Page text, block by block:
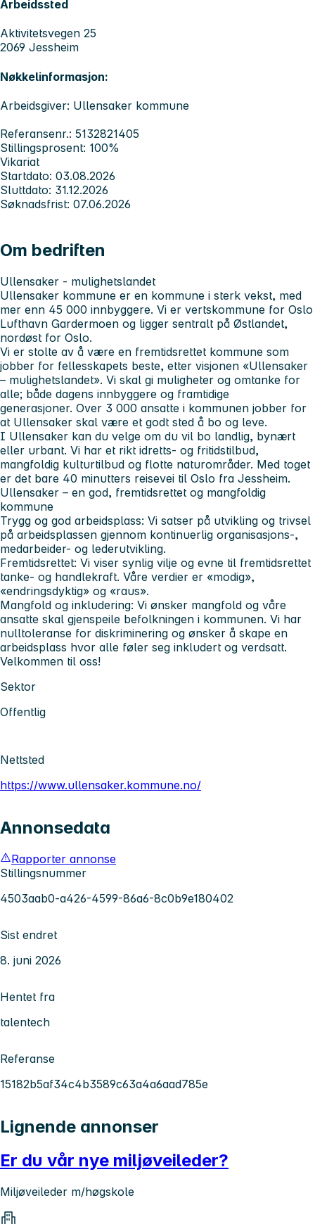
Arbeidssted
Aktivitetsvegen 25
2069 Jessheim
Nøkkelinformasjon:
Arbeidsgiver: Ullensaker kommune
Referansenr.: 5132821405
Stillingsprosent: 100%
Vikariat
Startdato: 03.08.2026
Sluttdato: 31.12.2026
Søknadsfrist: 07.06.2026
Om bedriften
Ullensaker - mulighetslandet
Ullensaker kommune er en kommune i sterk vekst, med
mer enn 45 000 innbyggere. Vi er vertskommune for Oslo
Lufthavn Gardermoen og ligger sentralt på Østlandet,
nordøst for Oslo.
Vi er stolte av å være en fremtidsrettet kommune som
jobber for fellesskapets beste, etter visjonen «Ullensaker
– mulighetslandet». Vi skal gi muligheter og omtanke for
alle; både dagens innbyggere og framtidige
generasjoner. Over 3 000 ansatte i kommunen jobber for
at Ullensaker skal være et godt sted å bo og leve.
I Ullensaker kan du velge om du vil bo landlig, bynært
eller urbant. Vi har et rikt idretts- og fritidstilbud,
mangfoldig kulturtilbud og flotte naturområder. Med toget
er det bare 40 minutters reisevei til Oslo fra Jessheim.
Ullensaker – en god, fremtidsrettet og mangfoldig
kommune
Trygg og god arbeidsplass: Vi satser på utvikling og trivsel
på arbeidsplassen gjennom kontinuerlig organisasjons-,
medarbeider- og lederutvikling.
Fremtidsrettet: Vi viser synlig vilje og evne til fremtidsrettet
tanke- og handlekraft. Våre verdier er «modig»,
«endringsdyktig» og «raus».
Mangfold og inkludering: Vi ønsker mangfold og våre
ansatte skal gjenspeile befolkningen i kommunen. Vi har
nulltoleranse for diskriminering og ønsker å skape en
arbeidsplass hvor alle føler seg inkludert og verdsatt.
Velkommen til oss!
Sektor
Offentlig
Nettsted
https://www.ullensaker.kommune.no/
Annonsedata
Rapporter annonse
Stillingsnummer
4503aab0-a426-4599-86a6-8c0b9e180402
Sist endret
8. juni 2026
Hentet fra
talentech
Referanse
15182b5af34c4b3589c63a4a6aad785e
Lignende annonser
Er du vår nye miljøveileder?
Miljøveileder m/høgskole